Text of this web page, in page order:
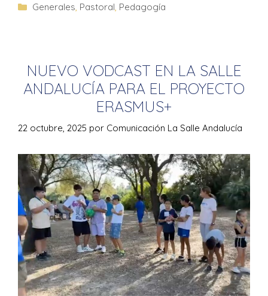
Generales, Pastoral, Pedagogía
NUEVO VODCAST EN LA SALLE
ANDALUCÍA PARA EL PROYECTO
ERASMUS+
22 octubre, 2025 por Comunicación La Salle Andalucía